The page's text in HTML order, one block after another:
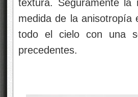
textura. Seguramente
medida de la anisotropía
todo el cielo con una
precedentes.